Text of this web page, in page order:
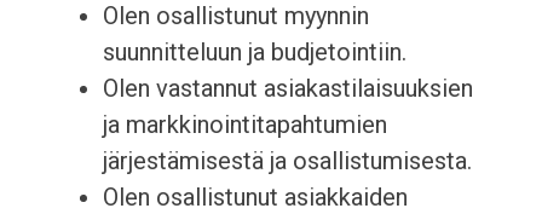
Olen osallistunut myynnin
suunnitteluun ja budjetointiin.
Olen vastannut asiakastilaisuuksien
ja markkinointitapahtumien
järjestämisestä ja osallistumisesta.
Olen osallistunut asiakkaiden